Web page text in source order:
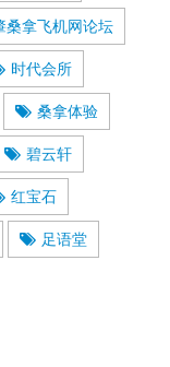
桑拿飞机网论坛
时代会所
桑拿体验
碧云轩
红宝石
足语堂